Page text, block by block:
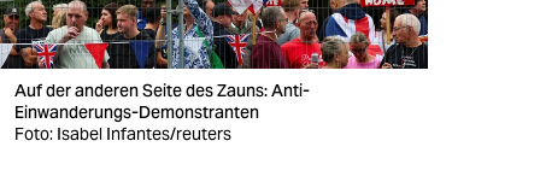
Auf der anderen Seite des Zauns: Anti-
Einwanderungs-Demonstranten
Foto: Isabel Infantes/reuters